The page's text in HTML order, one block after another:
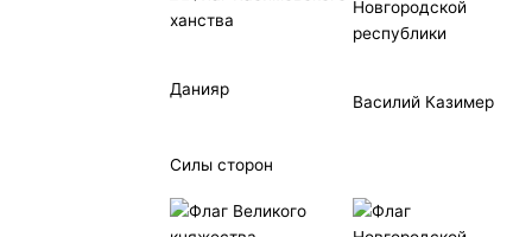
Данияр
Василий Казимер
Силы сторон